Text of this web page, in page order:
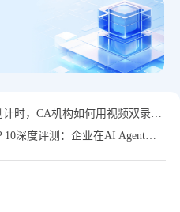
构如何用视频双录方案跑赢改造窗口期？
测：企业在AI Agent选型时该如何抉择？